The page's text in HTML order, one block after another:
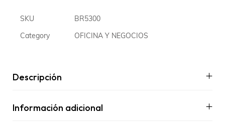
SKU BR5300
Category OFICINA Y NEGOCIOS
Descripción
Información adicional